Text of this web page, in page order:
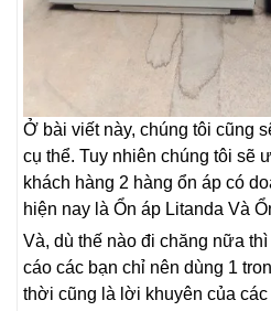
Ở bài viết này, chúng tôi cũng
cụ thể. Tuy nhiên chúng tôi sẽ
khách hàng 2 hàng ổn áp có
hiện nay là Ổn áp Litanda Và
Và, dù thế nào đi chăng nữa
cáo các bạn chỉ nên dùng 1
thời cũng là lời khuyên của